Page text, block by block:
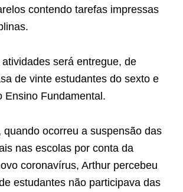
contendo tarefas impressas
será entregue, de
de vinte estudantes do sexto e
Ensino Fundamental.
quando ocorreu a suspensão das
nas escolas por conta da
coronavírus, Arthur percebeu
estudantes não participava das